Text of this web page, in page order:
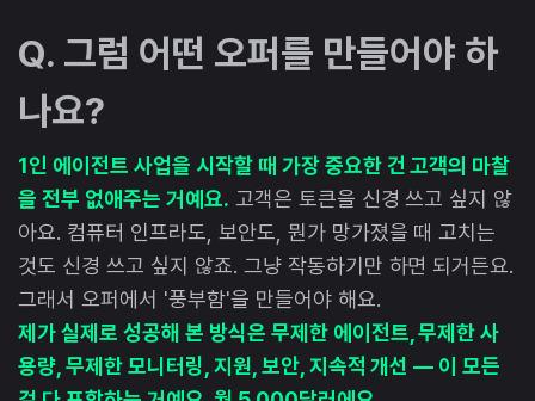
Q. 그럼 어떤 오퍼를 만들어야 하
나요?
1인 에이전트 사업을 시작할 때 가장 중요한 건 고객의 마찰
을 전부 없애주는 거예요. 고객은 토큰을 신경 쓰고 싶지 않
아요. 컴퓨터 인프라도, 보안도, 뭔가 망가졌을 때 고치는
것도 신경 쓰고 싶지 않죠. 그냥 작동하기만 하면 되거든요.
그래서 오퍼에서 '풍부함'을 만들어야 해요.
제가 실제로 성공해 본 방식은 무제한 에이전트, 무제한 사
용량, 무제한 모니터링, 지원, 보안, 지속적 개선 — 이 모든